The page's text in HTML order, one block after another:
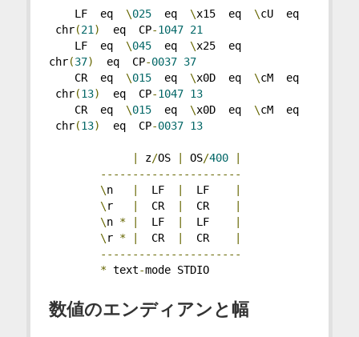
LF  eq \025 eq \x15  eq \cU  eq
chr(21 ) eq  CP-1047 21
LF  eq \045 eq \x25  eq
chr(37) eq  CP-0037 37
CR  eq \015 eq \x0D  eq \cM  eq
chr(13) eq  CP-1047 13
CR  eq \015 eq \x0D  eq \cM  eq
chr(13) eq  CP-0037 13
z/OS OS/400
----------------------
\n LF LF
\ r CR CR
\n * LF LF
\ r * CR CR
----------------------
* text-mode STDIO
数値のエンディアンと幅